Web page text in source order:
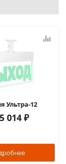
Ультра-12
5 014 ₽